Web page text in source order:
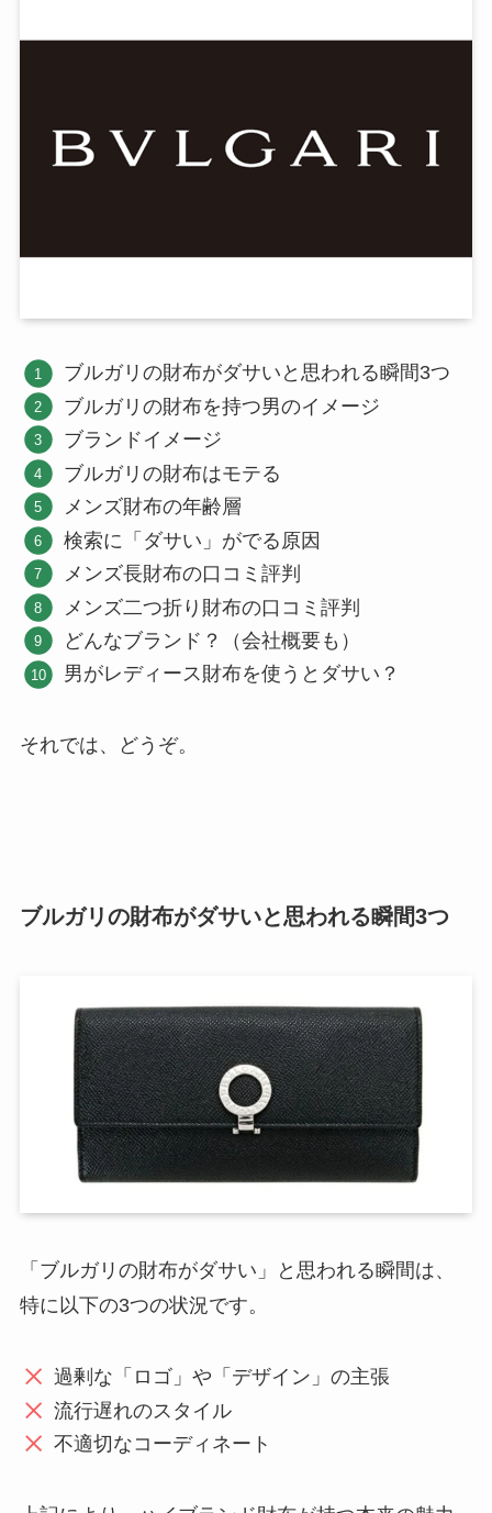
ブルガリの財布がダサいと思われる瞬間3つ
ブルガリの財布を持つ男のイメージ
ブランドイメージ
ブルガリの財布はモテる
メンズ財布の年齢層
検索に「ダサい」がでる原因
メンズ長財布の口コミ評判
メンズ二つ折り財布の口コミ評判
どんなブランド？（会社概要も）
男がレディース財布を使うとダサい？
それでは、どうぞ。
ブルガリの財布がダサいと思われる瞬間3つ
「ブルガリの財布がダサい」と思われる瞬間は、
特に以下の3つの状況です。
過剰な「ロゴ」や「デザイン」の主張
流行遅れのスタイル
不適切なコーディネート